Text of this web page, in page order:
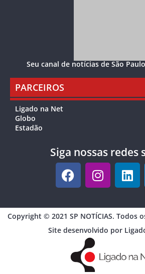
Seu canal de notícias de São
PARCEIROS
Ligado na Net
Globo
Estadão
Siga nossas redes
Copyright © 2021 SP NOTÍCIAS. Todos
Site desenvolvido por